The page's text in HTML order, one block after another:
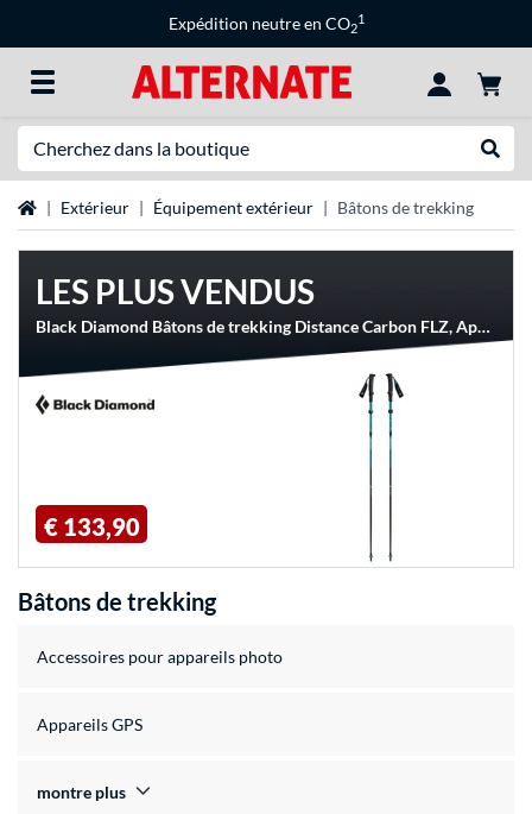
Expédition neutre en CO2
1
Page d'accueil
Extérieur Équipement extérieur Bâtons de trekking
LES PLUS VENDUS
Black Diamond Bâtons de trekking Distance Carbon FLZ, Appareil de fitness
€ 133,90
Bâtons de trekking
Accessoires pour appareils photo
Appareils GPS
montre plus